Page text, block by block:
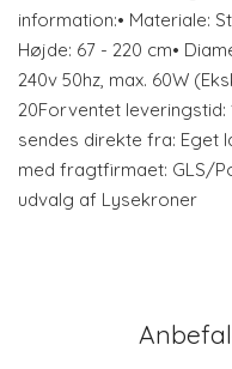
information:• Materiale:
Højde: 67 - 220 cm•
240v 50hz, max. 60W
20Forventet leveringstid:
sendes direkte fra: Eget
med fragtfirmaet: GLS/
udvalg af Lysekroner